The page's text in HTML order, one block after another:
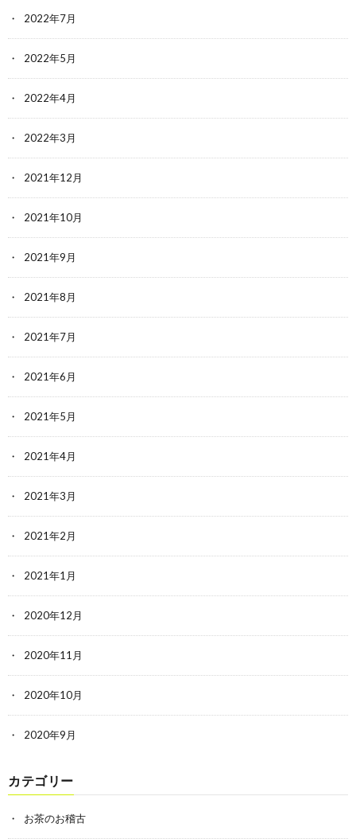
2022年7月
2022年5月
2022年4月
2022年3月
2021年12月
2021年10月
2021年9月
2021年8月
2021年7月
2021年6月
2021年5月
2021年4月
2021年3月
2021年2月
2021年1月
2020年12月
2020年11月
2020年10月
2020年9月
カテゴリー
お茶のお稽古